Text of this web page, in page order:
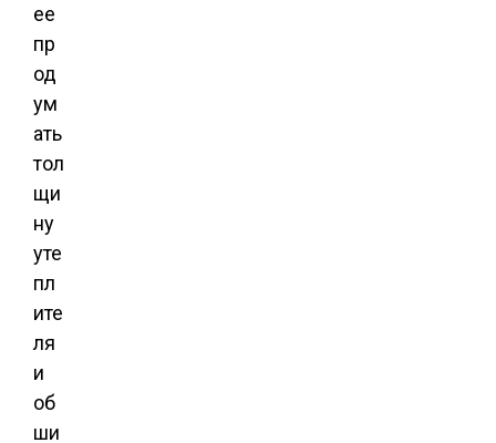
ее
пр
од
ум
ать
тол
щи
ну
уте
пл
ите
ля
и
об
ши